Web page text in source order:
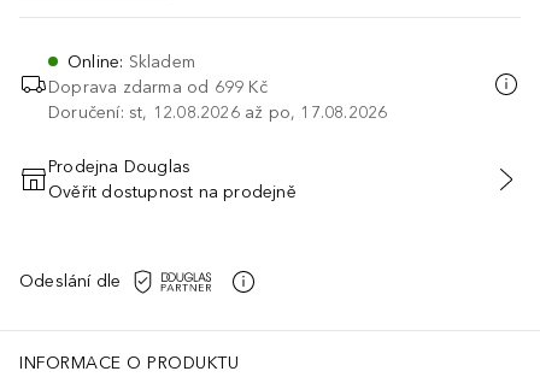
Online: Skladem
Doprava zdarma od 699 Kč
Doručení: st, 12.08.2026 až po, 17.08.2026
PŘIDAT DO KOŠÍKU
Prodejna Douglas
Ověřit dostupnost na prodejně
Odeslání dle
INFORMACE O PRODUKTU